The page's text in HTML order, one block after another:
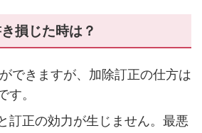
損じた時は？
できますが、加除訂正の仕方は
す。
訂正の効力が生じません。最悪